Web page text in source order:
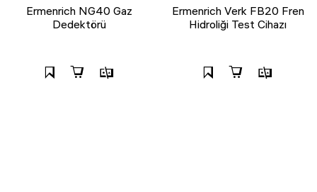
Ermenrich NG40 Gaz
Dedektörü
Ermenrich Verk FB20 Fren
Hidroliği Test Cihazı